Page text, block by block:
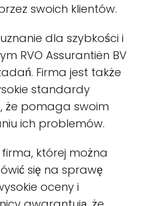
swoich klientów.
dla szybkości i
RVO Assurantiën BV
Firma jest także
standardy
że pomaga swoim
ich problemów.
firma, której można
się na sprawę
oceny i